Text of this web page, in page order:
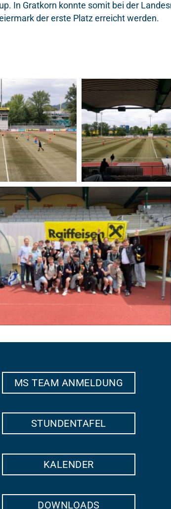
In Gratkorn konnte somit bei der
der erste Platz erreicht werden.
MS TEAM ANMELDUNG
STUNDENTAFEL
KALENDER
DOWNLOADS